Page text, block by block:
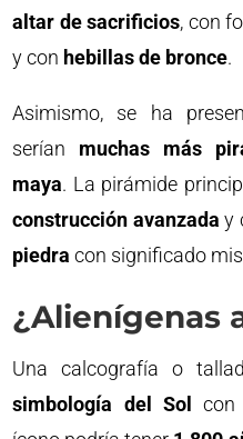
altar de sacrificios, con
y con hebillas de bronce.
Asimismo, se ha
serían muchas más
maya. La pirámide
construcción avanzada y
piedra con significado
¿Alienígenas
Una calcografía o
simbología del Sol
con